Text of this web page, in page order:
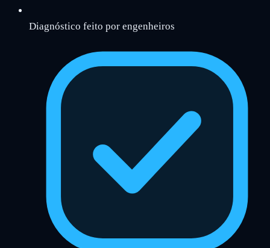
Diagnóstico feito por engenheiros